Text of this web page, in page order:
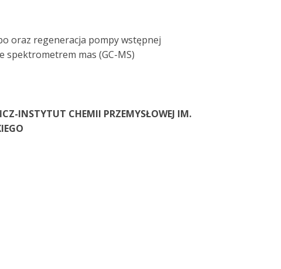
oraz regeneracja pompy wstępnej
mas (GC-MS)
INSTYTUT CHEMII PRZEMYSŁOWEJ IM.